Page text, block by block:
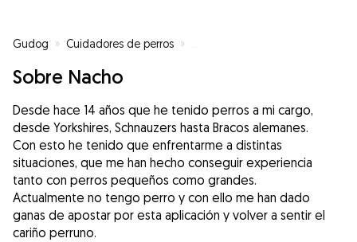
Gudog » Cuidadores de perros »
Sobre Nacho
Desde hace 14 años que he tenido perros a mi cargo,
desde Yorkshires, Schnauzers hasta Bracos alemanes.
Con esto he tenido que enfrentarme a distintas
situaciones, que me han hecho conseguir experiencia
tanto con perros pequeños como grandes.
Actualmente no tengo perro y con ello me han dado
ganas de apostar por esta aplicación y volver a sentir el
cariño perruno.